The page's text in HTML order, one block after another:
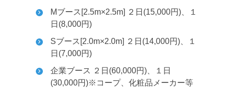
Mブース[2.5m×2.5m] ２日(15,000円)、１
日(8,000円)
Sブース[2.0m×2.0m] ２日(14,000円)、１
日(7,000円)
企業ブース ２日(60,000円)、１日
(30,000円)※コープ、化粧品メーカー等